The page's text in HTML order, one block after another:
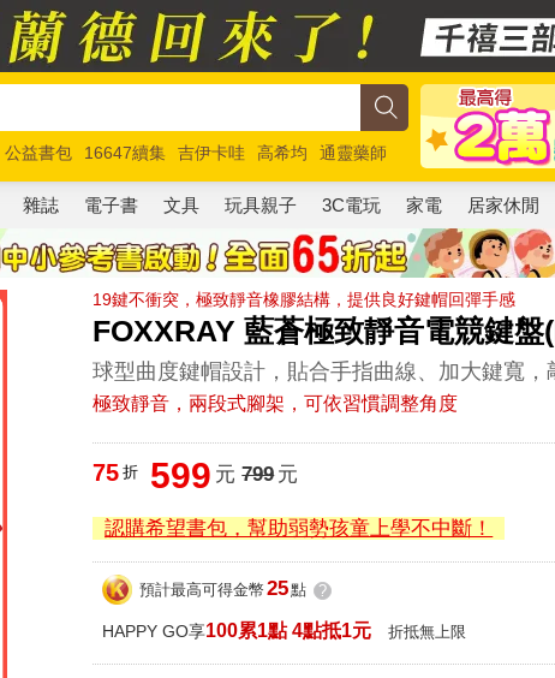
公益書包 16647續集 吉伊卡哇 高希均
通靈藥師
馬斯克 玩具總動員5 超慢跑
雜誌 電子書 文具 玩具親子 3C電玩 家電 居家休閒
19鍵不衝突，極致靜音橡膠結構，提供良好鍵帽回彈手感
FOXXRAY 藍蒼極致靜音電競鍵
球型曲度鍵帽設計，貼合手指曲線、加大鍵寬，
極致靜音，兩段式腳架，可依習慣調整角度
75 折 599 元 799元
認購希望書包，幫助弱勢孩童上學不中斷！
預計最高可得金幣 25點 ?
HAPPY GO享100累1點 4點抵1元 折抵無上限